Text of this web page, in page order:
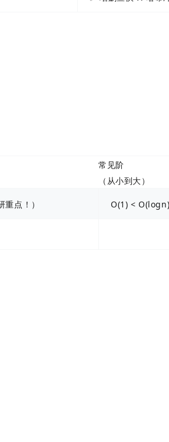
常见阶
（从小到大）
点！） O(1) <